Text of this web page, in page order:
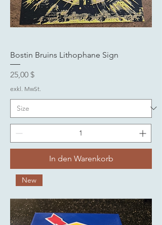
Bostin Bruins Lithophane Sign
Preis
25,00 $
exkl. MwSt.
In den Warenkorb
New